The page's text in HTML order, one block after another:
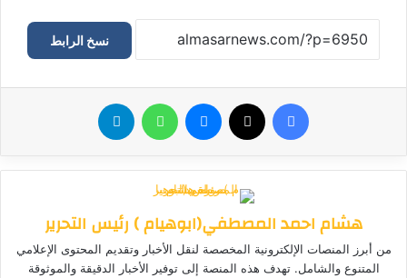
نسخ الرابط
هشام احمد المصطفي(ابوهيام ) رئيس التحرير
من أبرز المنصات الإلكترونية المخصصة لنقل الأخبار وتقديم المحتوى الإعلامي
المتنوع والشامل. تهدف هذه المنصة إلى توفير الأخبار الدقيقة والموثوقة